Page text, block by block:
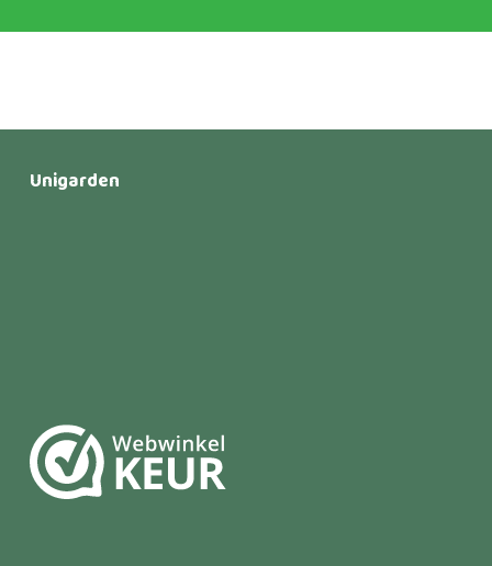
Unigarden